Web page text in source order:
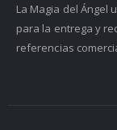
La Magia del Ángel
para la entrega y
referencias